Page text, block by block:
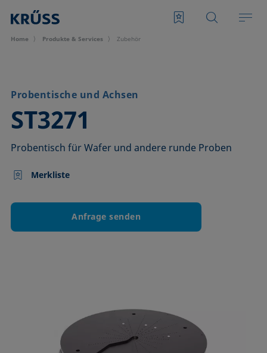
Home Produkte & Services Zubehör
Probentische und Achsen
ST3271
–
Probentisch für Wafer und andere runde Proben
Merkliste
Anfrage senden